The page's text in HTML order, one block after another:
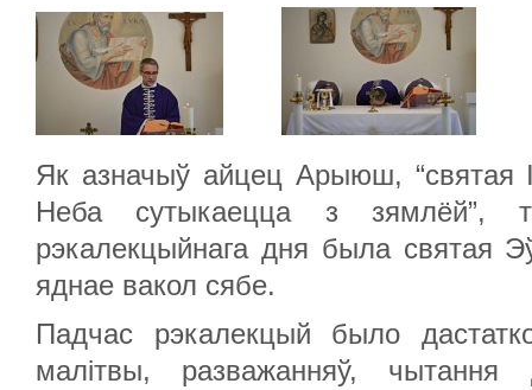
Як азначыў айцец Арыюш, “святая
Неба сутыкаецца з зямлёй”,
рэкалекцыйнага дня была святая
яднае вакол сябе.
Падчас рэкалекцый было
малітвы, разважанняў, чытання